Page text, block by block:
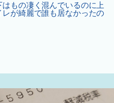
もの凄く混んでいるのに上
が綺麗で誰も居なかったの